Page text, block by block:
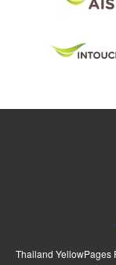
Thailand YellowPages